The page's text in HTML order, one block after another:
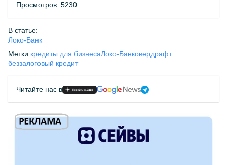
Просмотров: 5230
В статье:
Локо-Банк
Метки:кредиты для бизнесаЛоко-Банковердрафт
беззалоговый кредит
Читайте нас в